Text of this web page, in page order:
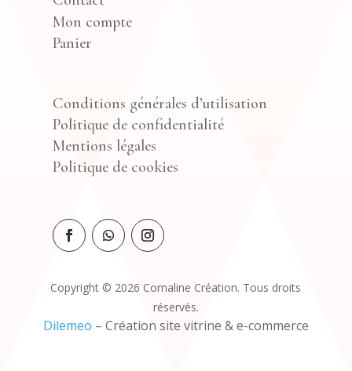
Mon compte
Panier
Conditions générales d’utilisation
Politique de confidentialité
Mentions légales
Politique de cookies
Copyright © 2026 Cornaline Création. Tous droits
réservés.
Dilemeo – Création site vitrine & e-commerce